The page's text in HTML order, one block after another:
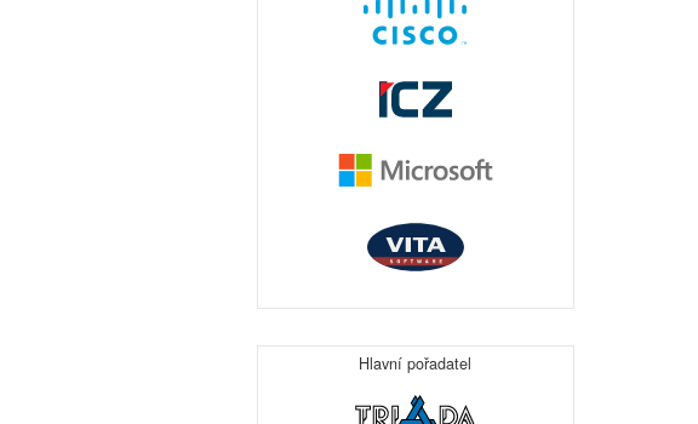
Hlavní pořadatel